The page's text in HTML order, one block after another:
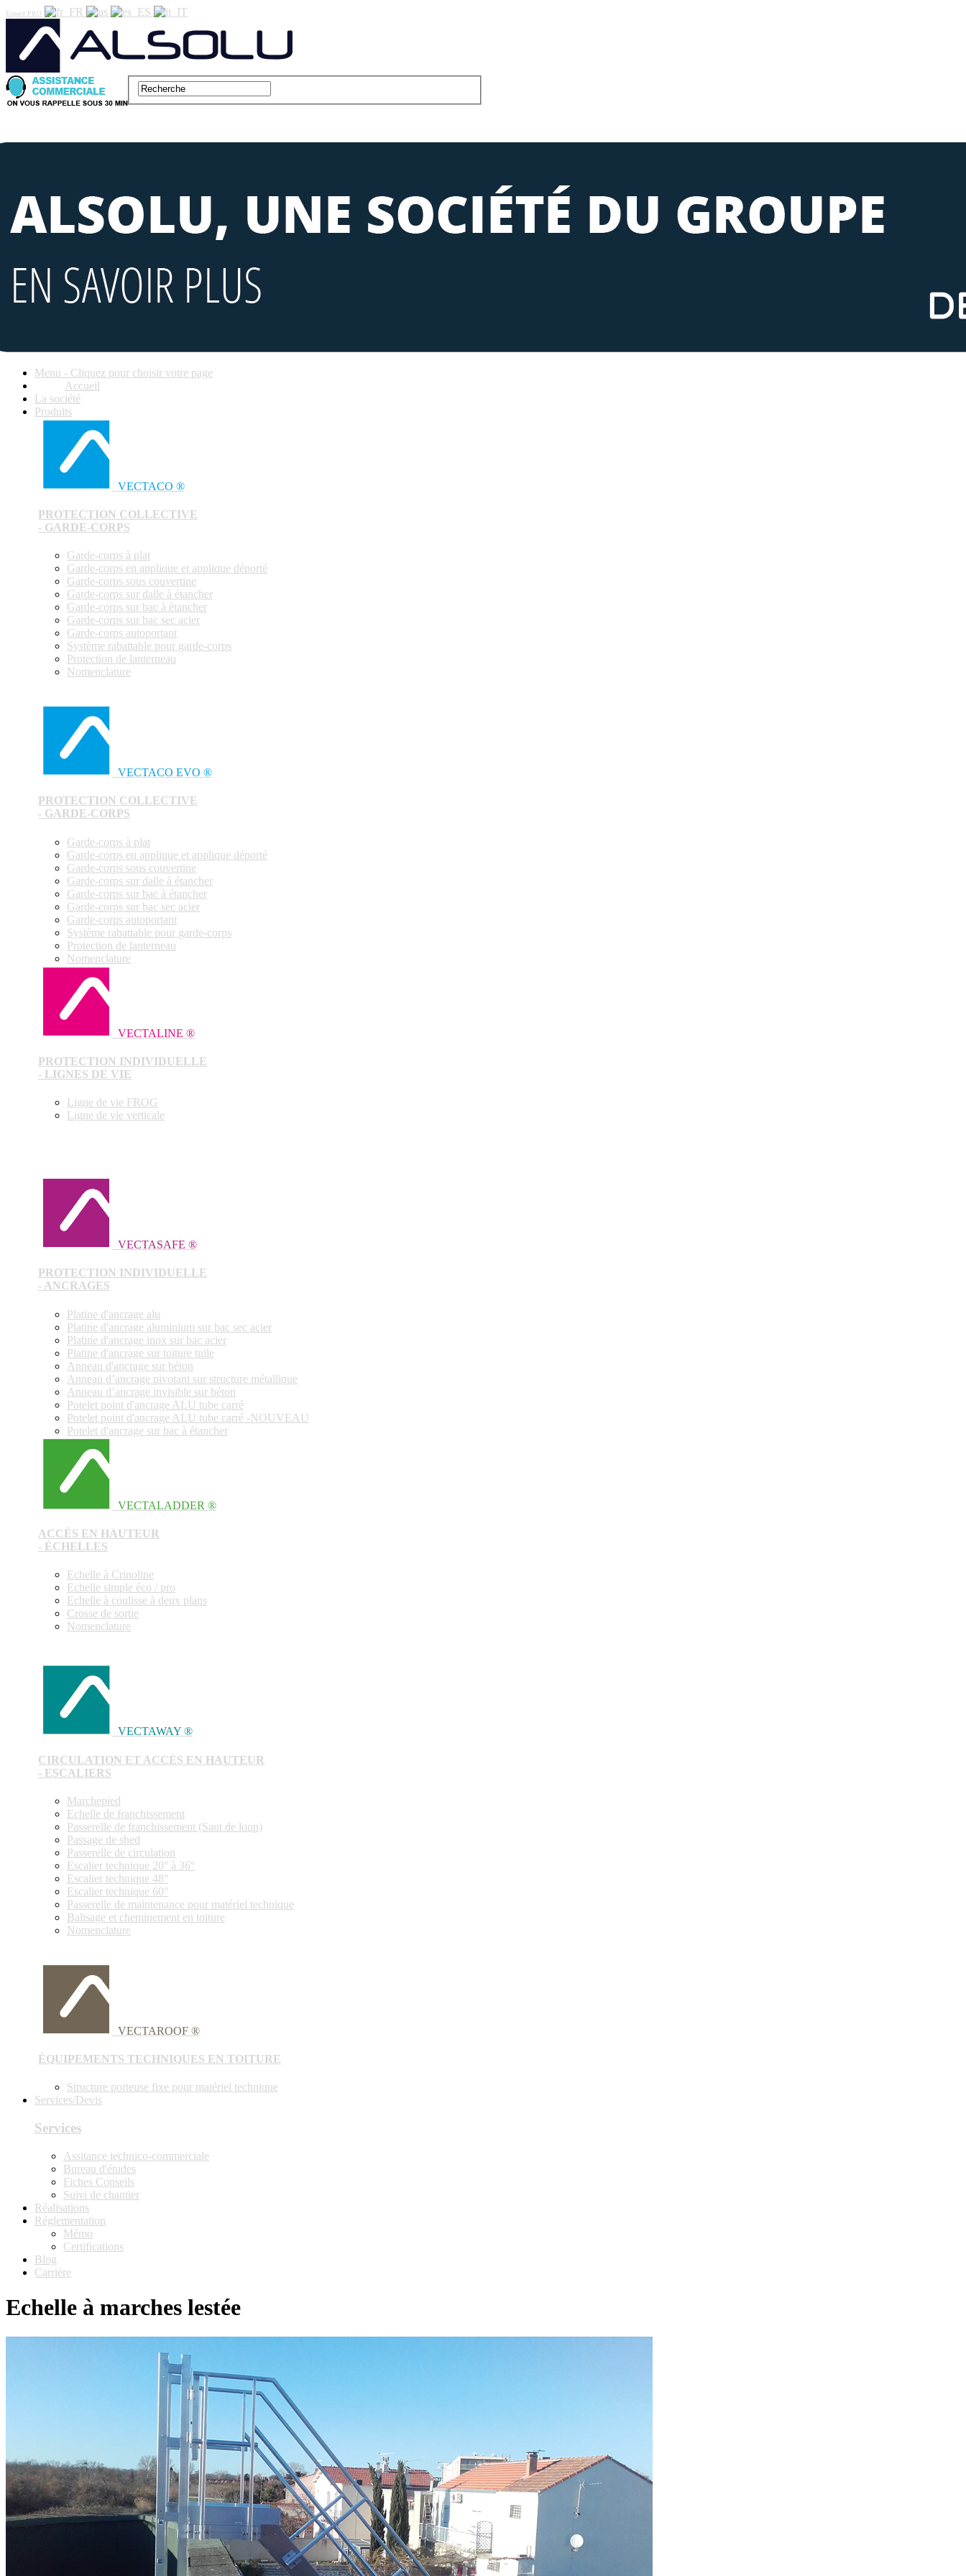
Espace PRO
Menu - Cliquez pour choisir votre page
Accueil
La société
Produits
VECTACO ®
PROTECTION COLLECTIVE
- GARDE-CORPS
Garde-corps à plat
Garde-corps en applique et applique déporté
Garde-corps sous couvertine
Garde-corps sur dalle à étancher
Garde-corps sur bac à étancher
Garde-corps sur bac sec acier
Garde-corps autoportant
Système rabattable pour garde-corps
Protection de lanterneau
Nomenclature
VECTACO EVO ®
PROTECTION COLLECTIVE
- GARDE-CORPS
Garde-corps à plat
Garde-corps en applique et applique déporté
Garde-corps sous couvertine
Garde-corps sur dalle à étancher
Garde-corps sur bac à étancher
Garde-corps sur bac sec acier
Garde-corps autoportant
Système rabattable pour garde-corps
Protection de lanterneau
Nomenclature
VECTALINE ®
PROTECTION INDIVIDUELLE
- LIGNES DE VIE
Ligne de vie FROG
Ligne de vie verticale
VECTASAFE ®
PROTECTION INDIVIDUELLE
- ANCRAGES
Platine d'ancrage alu
Platine d'ancrage aluminium sur bac sec acier
Platine d'ancrage inox sur bac acier
Platine d'ancrage sur toiture tuile
Anneau d'ancrage sur béton
Anneau d’ancrage pivotant sur structure métallique
Anneau d’ancrage invisible sur béton
Potelet point d'ancrage ALU tube carré
Potelet point d'ancrage ALU tube carré -NOUVEAU
Potelet d'ancrage sur bac à étancher
VECTALADDER ®
ACCÈS EN HAUTEUR
- ÉCHELLES
Echelle à Crinoline
Echelle simple éco / pro
Echelle à coulisse à deux plans
Crosse de sortie
Nomenclature
VECTAWAY ®
CIRCULATION ET ACCÈS EN HAUTEUR
- ESCALIERS
Marchepied
Echelle de franchissement
Passerelle de franchissement (Saut de loup)
Passage de shed
Passerelle de circulation
Escalier technique 20° à 36°
Escalier technique 48°
Escalier technique 60°
Passerelle de maintenance pour matériel technique
Balisage et cheminement en toiture
Nomenclature
VECTAROOF ®
ÉQUIPEMENTS TECHNIQUES EN TOITURE
Structure porteuse fixe pour matériel technique
Services/Devis
Services
Assitance technico-commerciale
Bureau d'études
Fiches Conseils
Suivi de chantier
Réalisations
Réglementation
Mémo
Certifications
Blog
Carrière
Echelle à marches lestée